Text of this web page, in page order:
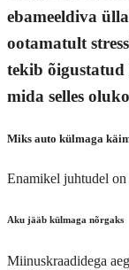
ebameeldiva
ootamatult
tekib õigustatud
mida selles
Miks auto külmaga
Enamikel juhtudel
Aku jääb külmaga nõrgaks
Miinuskraadidega